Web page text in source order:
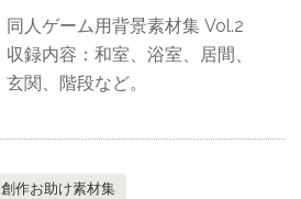
同人ゲーム用背景素材集 Vol.2
収録内容：和室、浴室、居間、
玄関、階段など。
創作お助け素材集